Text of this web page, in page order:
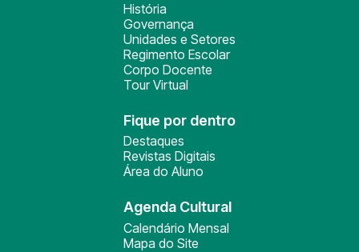
História
Governança
Unidades e Setores
Regimento Escolar
Corpo Docente
Tour Virtual
Fique por dentro
Destaques
Revistas Digitais
Área do Aluno
Agenda Cultural
Calendário Mensal
Mapa do Site